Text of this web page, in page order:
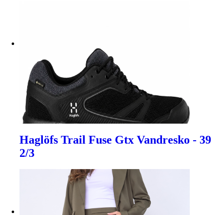
Haglöfs Trail Fuse Gtx Vandresko - 39
2/3